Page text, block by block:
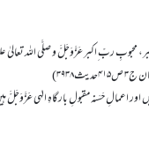
ربّ ِاکبر عَزَّوَجَلَّ و صلَّی اللہ تعالیٰ
اعمالِ حَسَنہ مقبولِ بارگاہِ الہٰی عَزَّوَجَلَّ